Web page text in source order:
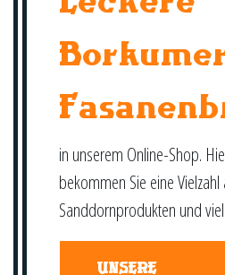
in unserem Online-Shop.
bekommen Sie eine Vielzahl
Sanddornprodukten und
UNSERE